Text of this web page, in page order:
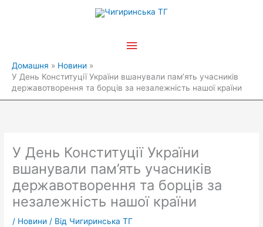
Головне
Домашня
Новини
У День Конституції України вшанували пам’ять учасників
державотворення та борців за незалежність нашої країни
У День Конституції України
вшанували пам’ять учасників
державотворення та борців за
незалежність нашої країни
/ Новини / Від Чигиринська ТГ